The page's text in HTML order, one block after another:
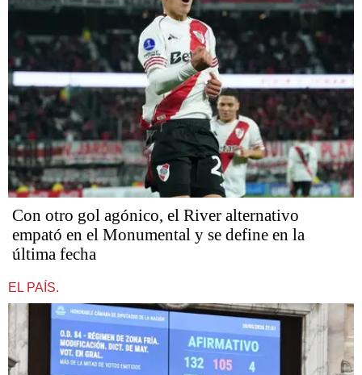
Con otro gol agónico, el River alternativo
empató en el Monumental y se define en la
última fecha
EL PAÍS.